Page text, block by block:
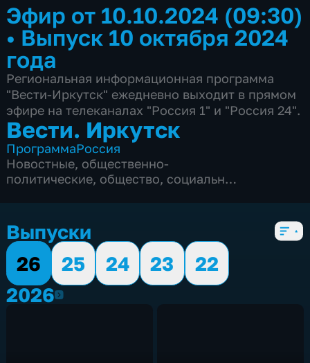
Эфир от 10.10.2024 (09:30)
• Выпуск 10 октября 2024
года
Региональная информационная программа
"Вести-Иркутск" ежедневно выходит в прямом
эфире на телеканалах "Россия 1" и "Россия 24".
Вести. Иркутск
ПрограммаРоссия
Новостные, общественно-
политические, общество, социально-
Выпуски
26
25 24 23
22
20262026